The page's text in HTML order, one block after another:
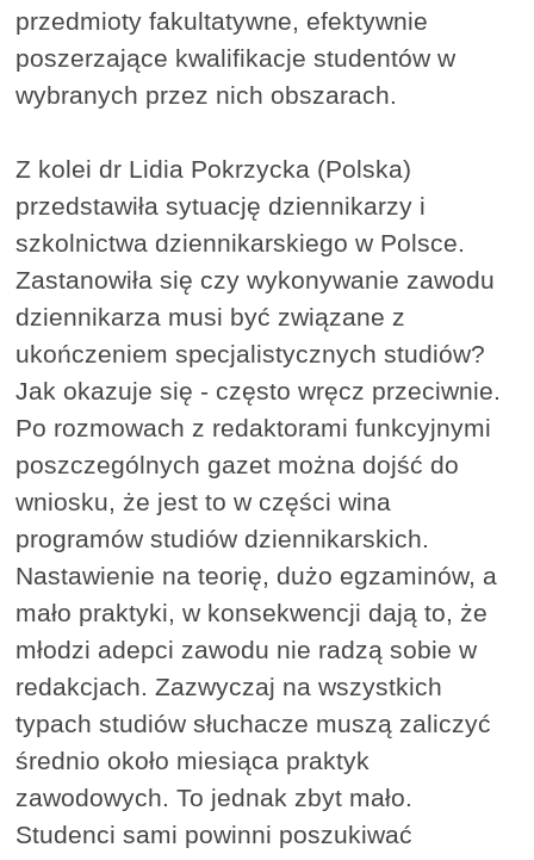
przedmioty fakultatywne, efektywnie
poszerzające kwalifikacje studentów w
wybranych przez nich obszarach.
Z kolei dr Lidia Pokrzycka (Polska)
przedstawiła sytuację dziennikarzy i
szkolnictwa dziennikarskiego w Polsce.
Zastanowiła się czy wykonywanie zawodu
dziennikarza musi być związane z
ukończeniem specjalistycznych studiów?
Jak okazuje się - często wręcz przeciwnie.
Po rozmowach z redaktorami funkcyjnymi
poszczególnych gazet można dojść do
wniosku, że jest to w części wina
programów studiów dziennikarskich.
Nastawienie na teorię, dużo egzaminów, a
mało praktyki, w konsekwencji dają to, że
młodzi adepci zawodu nie radzą sobie w
redakcjach. Zazwyczaj na wszystkich
typach studiów słuchacze muszą zaliczyć
średnio około miesiąca praktyk
zawodowych. To jednak zbyt mało.
Studenci sami powinni poszukiwać